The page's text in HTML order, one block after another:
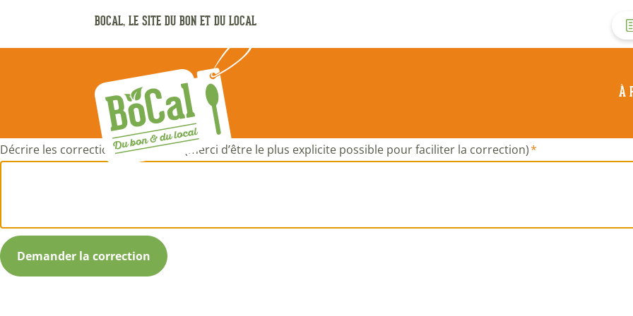
BOCAL, LE SITE DU BON ET DU LOCAL
À
Décrire les corrections à apporter (merci d’être le plus explicite possible pour faciliter la correction)